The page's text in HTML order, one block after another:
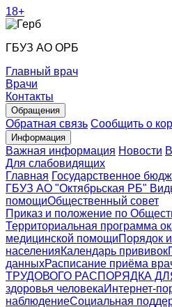
18+
ГБУЗ АО ОРБ
Главный врач
Врачи
Контакты
Обращения
Обратная связь Сообщить о
Информация
Важная информация Новости
Для слабовидящих
Главная Государственное
ГБУЗ АО "Октябрьская РБ"
помощиОбщественный совет
Приказ и положение по
Территориальная программа
медицинской помощиПорядок
населенияКалендарь прививок
данныхРасписание приёма
ТРУДОВОГО РАСПОРЯДКА
здоровья человекаИнтернет-
наблюдениеСоциальная